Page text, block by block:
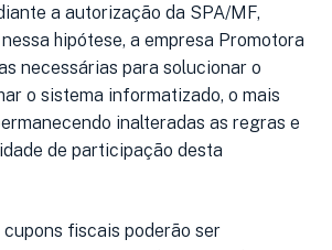
a autorização da SPA/MF,
hipótese, a empresa Promotora
necessárias para solucionar o
o sistema informatizado, o mais
inalteradas as regras e
de participação desta
cupons fiscais poderão ser